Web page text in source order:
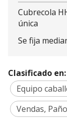
Cubrecola
única
Se fija
Clasificado en:
Equipo
Vendas,